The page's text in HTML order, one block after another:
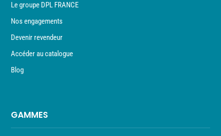
Le groupe DPL FRANCE
Nos engagements
Devenir revendeur
Accéder au catalogue
Blog
GAMMES